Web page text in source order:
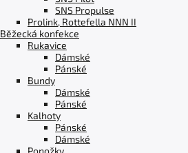
SNS Propulse
Prolink, Rottefella NNN II
Běžecká konfekce
Rukavice
Dámské
Pánské
Bundy
Dámské
Pánské
Kalhoty
Pánské
Dámské
Ponožky